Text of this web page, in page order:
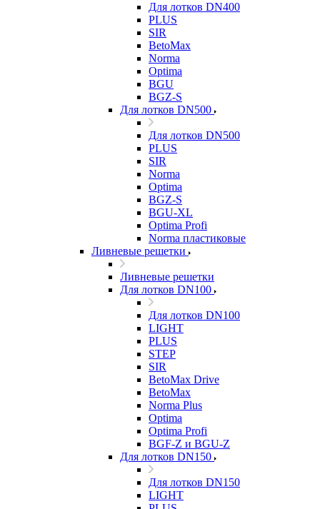
Для лотков DN400
PLUS
SIR
BetoMax
Norma
Optima
BGU
BGZ-S
Для лотков DN500
Для лотков DN500
PLUS
SIR
Norma
Optima
BGZ-S
BGU-XL
Optima Profi
Norma пластиковые
Ливневые решетки
Ливневые решетки
Для лотков DN100
Для лотков DN100
LIGHT
PLUS
STEP
SIR
BetoMax Drive
BetoMax
Norma Plus
Optima
Optima Profi
BGF-Z и BGU-Z
Для лотков DN150
Для лотков DN150
LIGHT